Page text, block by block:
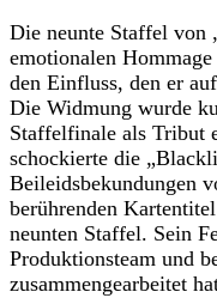
Die neunte Staffel von
emotionalen
den Einfluss, den er
Die Widmung wurde
Staffelfinale als Tribut
schockierte die
Beileidsbekundungen
berührenden
neunten Staffel. Sein
Produktionsteam und
zusammengearbeitet